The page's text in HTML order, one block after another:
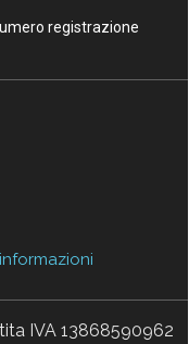
registrazione
IVA 13868590962